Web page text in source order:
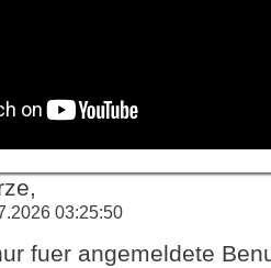
03:25:50
fuer angemeldete